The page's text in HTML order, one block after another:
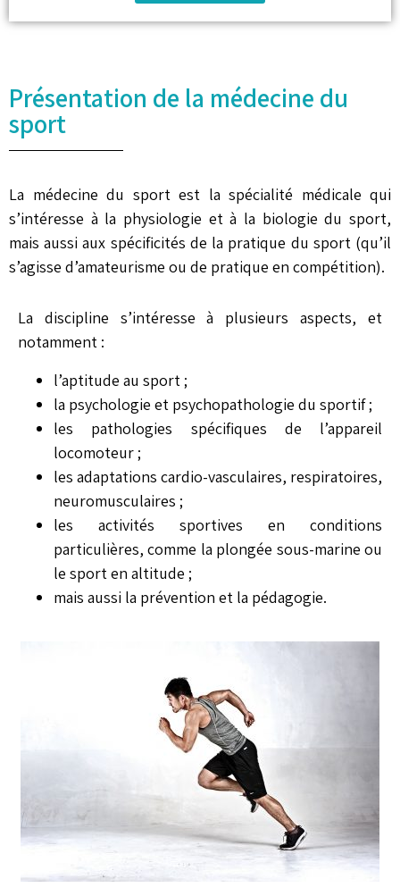
Présentation de la médecine du
sport
La médecine du sport est la spécialité médicale qui
s’intéresse à la physiologie et à la biologie du sport,
mais aussi aux spécificités de la pratique du sport (qu’il
s’agisse d’amateurisme ou de pratique en compétition).
La discipline s’intéresse à plusieurs aspects, et
notamment :
l’aptitude au sport ;
la psychologie et psychopathologie du sportif ;
les pathologies spécifiques de l’appareil
locomoteur ;
les adaptations cardio-vasculaires, respiratoires,
neuromusculaires ;
les activités sportives en conditions
particulières, comme la plongée sous-marine ou
le sport en altitude ;
mais aussi la prévention et la pédagogie.